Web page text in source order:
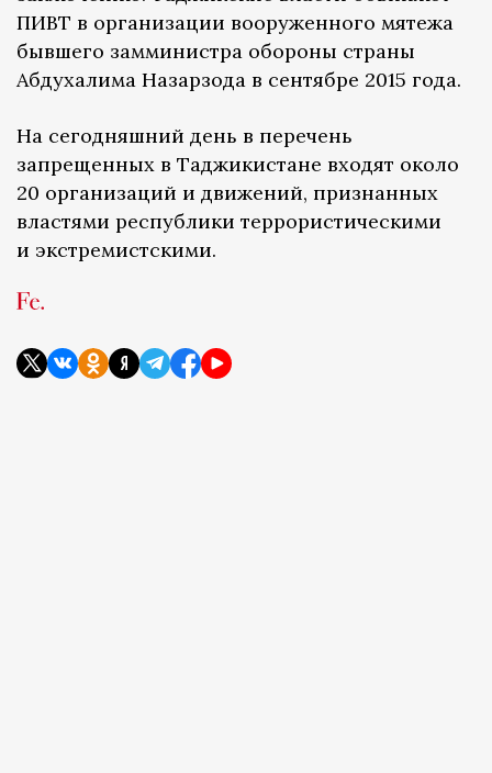
ПИВТ в организации вооруженного мятежа
бывшего замминистра обороны страны
Абдухалима Назарзода в сентябре 2015 года.
На сегодняшний день в перечень
запрещенных в Таджикистане входят около
20 организаций и движений, признанных
властями республики террористическими
и экстремистскими.